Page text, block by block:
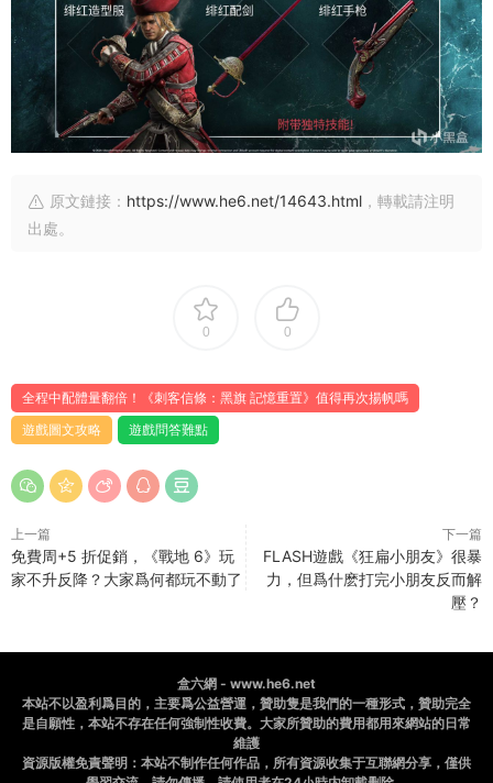
原文鏈接： https://www.he6.net/14643.html ，轉載請注明
出處。
0 0
全程中配體量翻倍！《刺客信條：黑旗 記憶重置》值得再次揚帆嗎
遊戲圖文攻略
遊戲問答難點
上一篇
免費周+5 折促銷，《戰地 6》玩
家不升反降？大家爲何都玩不動了
下一篇
FLASH遊戲《狂扁小朋友》很暴
力，但爲什麽打完小朋友反而解
壓？
盒六網 - www.he6.net
本站不以盈利爲目的，主要爲公益營運，贊助隻是我們的一種形式，贊助完全
是自願性，本站不存在任何強制性收費。大家所贊助的費用都用來網站的日常
維護
資源版權免責聲明：本站不制作任何作品，所有資源收集于互聯網分享，僅供